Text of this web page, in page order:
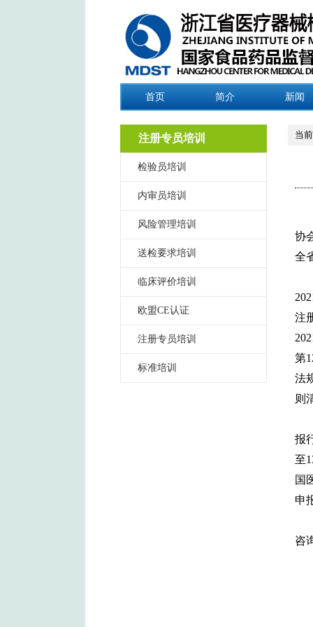
首页 简介 新闻
注册专员培训
检验员培训
内审员培训
风险管理培训
送检要求培训
临床评价培训
欧盟CE认证
注册专员培训
标准培训
当
协
全
注
第
法
则
报
至
国
申
咨